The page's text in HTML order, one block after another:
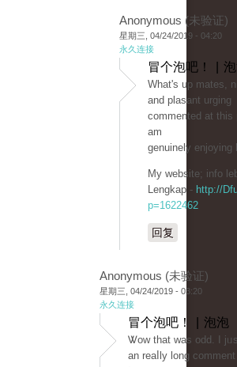
Anonymous (未验证)
星期三, 04/24/2019 - 04:20
永久连接
冒个泡吧！ |
What'ѕ up mates,
and plasant urging
commented at this
am
genuinely enjoying
My ᴡebsite; info
Lengkap - http://
p=1622462
回复
Anonymous (未验证)
星期三, 04/24/2019 - 03:20
永久连接
冒个泡吧！ | 泡泡
Ꮤow that ᴡas odd. I
an reaⅼly long